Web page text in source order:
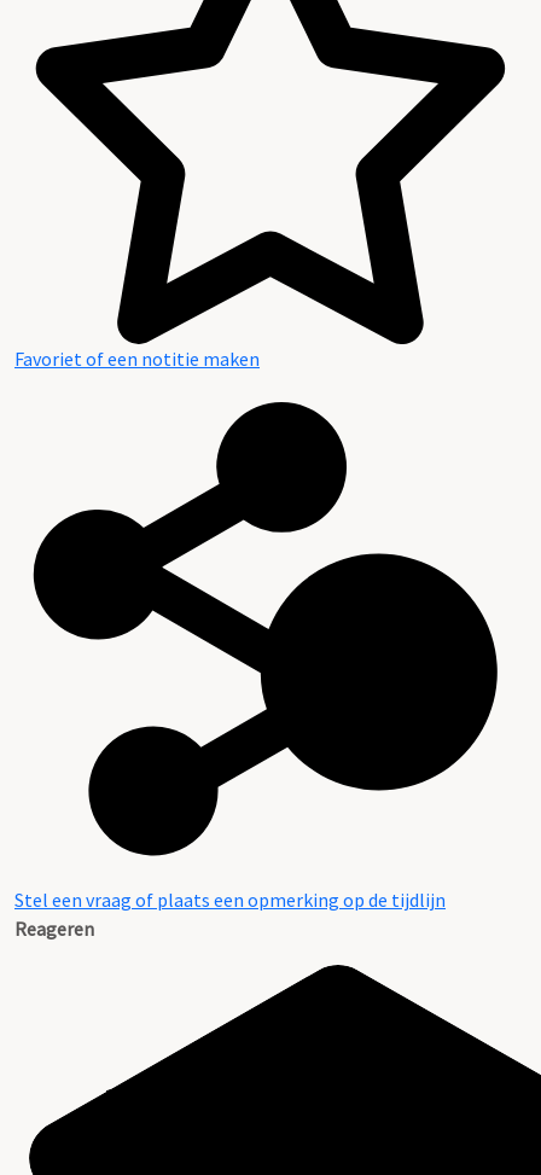
Favoriet of een notitie maken
Stel een vraag of plaats een opmerking op de tijdlijn
Reageren